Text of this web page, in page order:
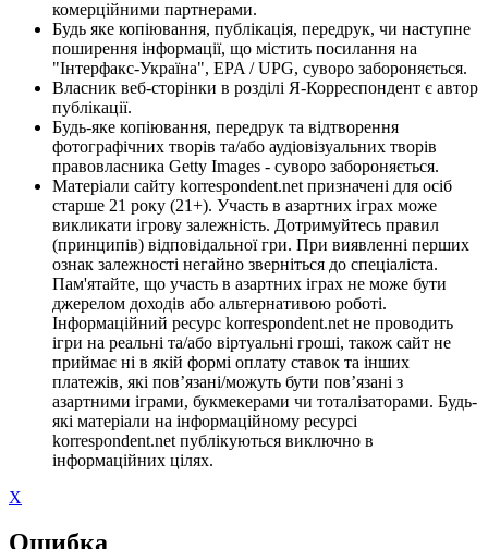
комерційними партнерами.
Будь яке копіювання, публікація, передрук, чи наступне
поширення інформації, що містить посилання на
"Інтерфакс-Україна", EPA / UPG, суворо забороняється.
Власник веб-сторінки в розділі Я-Корреспондент є автор
публікації.
Будь-яке копіювання, передрук та відтворення
фотографічних творів та/або аудіовізуальних творів
правовласника Getty Images - суворо забороняється.
Матеріали сайту korrespondent.net призначені для осіб
старше 21 року (21+). Участь в азартних іграх може
викликати ігрову залежність. Дотримуйтесь правил
(принципів) відповідальної гри. При виявленні перших
ознак залежності негайно зверніться до спеціаліста.
Пам'ятайте, що участь в азартних іграх не може бути
джерелом доходів або альтернативою роботі.
Інформаційний ресурс korrespondent.net не проводить
ігри на реальні та/або віртуальні гроші, також сайт не
приймає ні в якій формі оплату ставок та інших
платежів, які пов’язані/можуть бути пов’язані з
азартними іграми, букмекерами чи тоталізаторами. Будь-
які матеріали на інформаційному ресурсі
korrespondent.net публікуються виключно в
інформаційних цілях.
X
Ошибка